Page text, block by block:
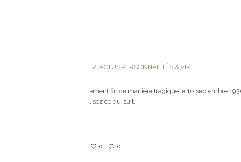
ACTUS PERSONNALITÉS & VIP
ement fin de manière tragique le 16 septembre
lisez ce qui suit.
0 0